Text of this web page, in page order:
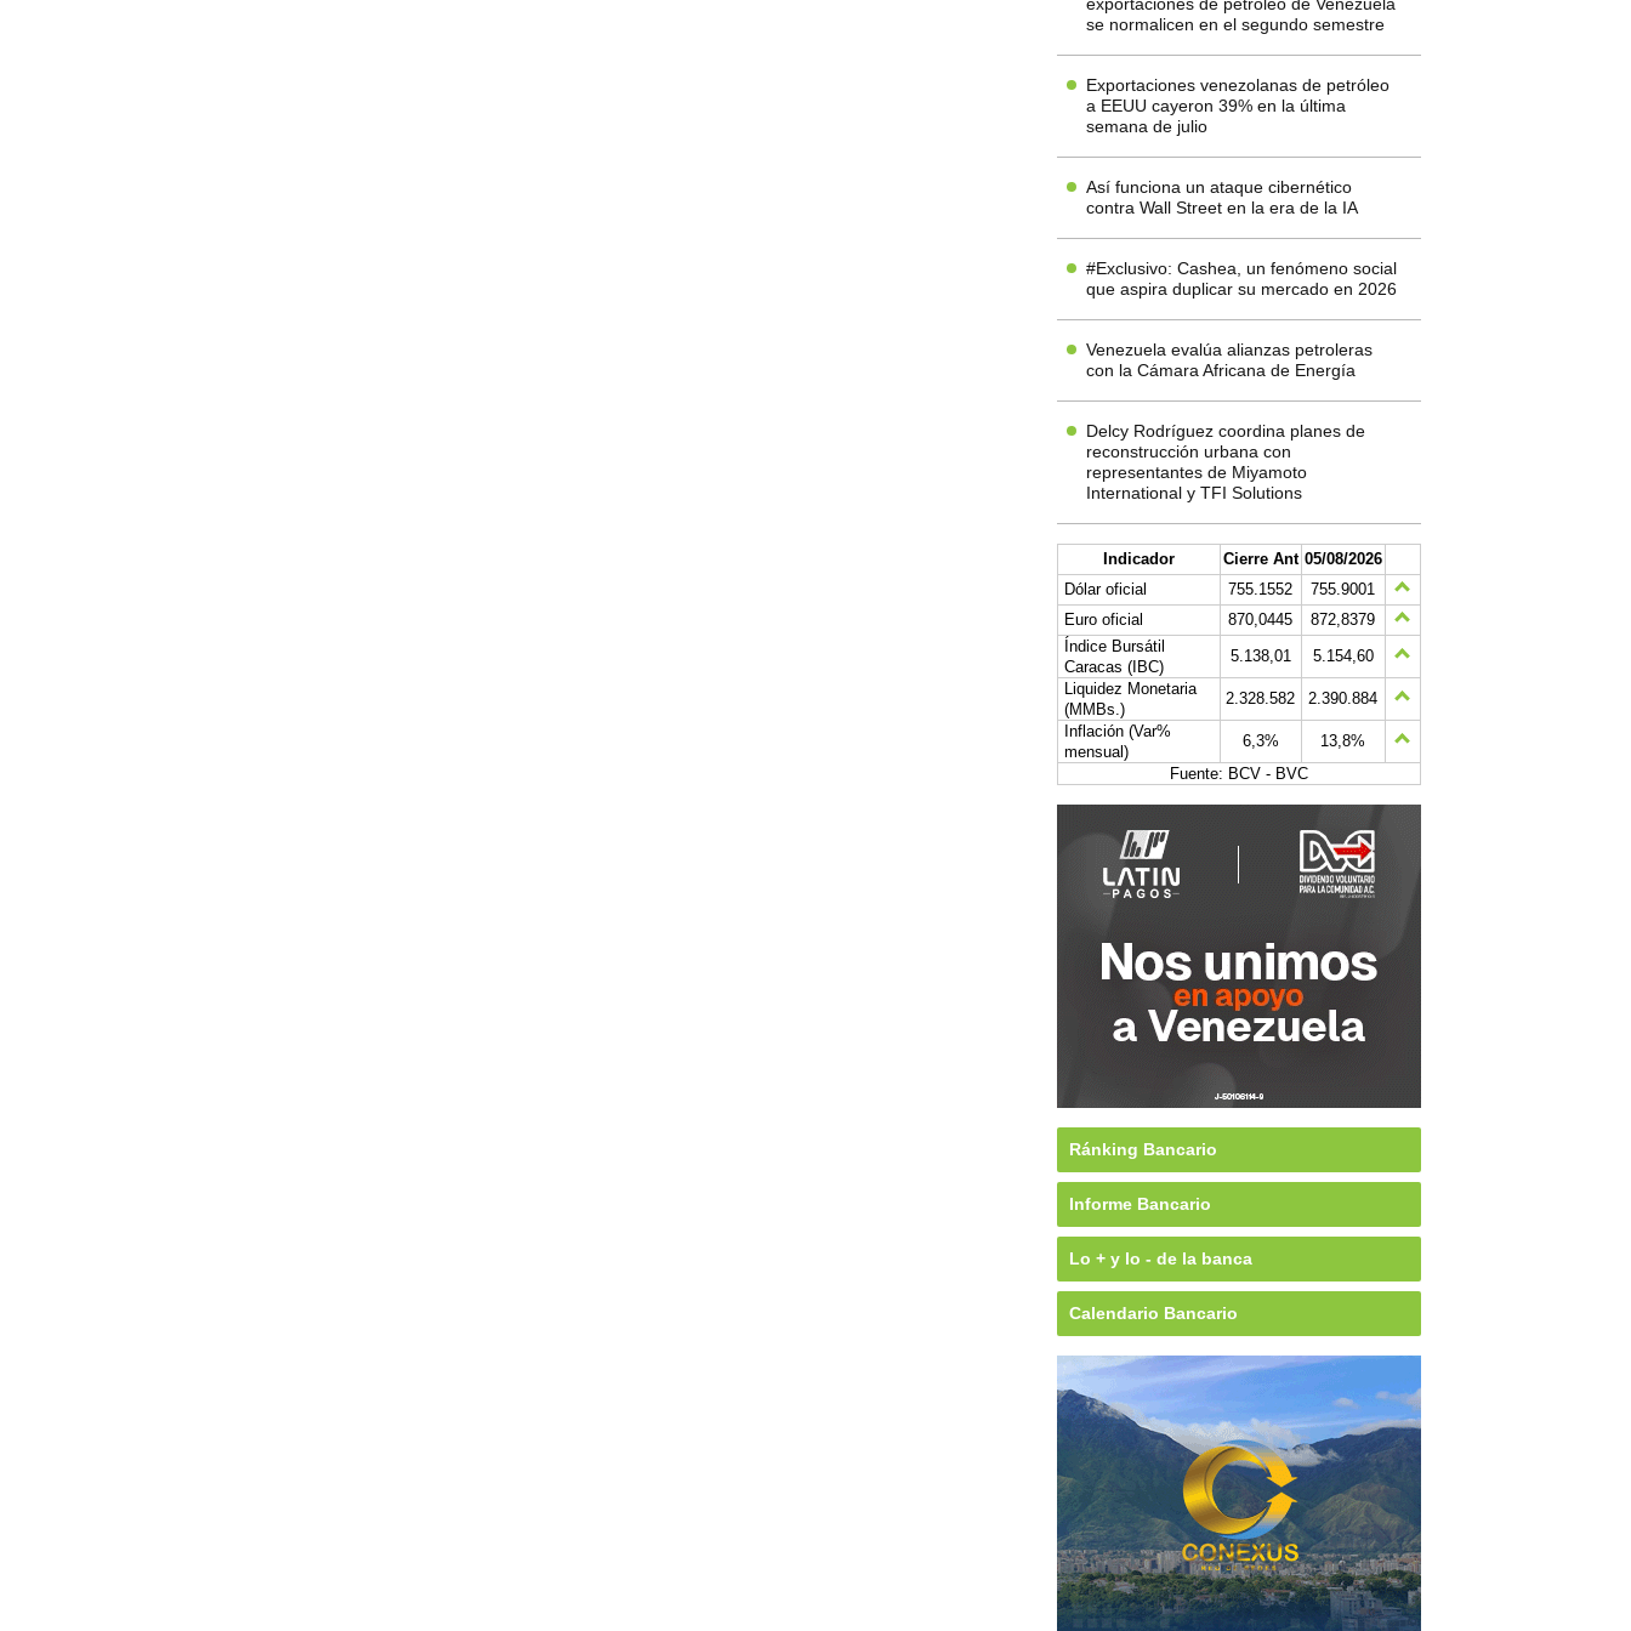
se normalicen en el segundo semestre
Exportaciones venezolanas de petróleo
a EEUU cayeron 39% en la última
semana de julio
Así funciona un ataque cibernético
contra Wall Street en la era de la IA
#Exclusivo: Cashea, un fenómeno social
que aspira duplicar su mercado en 2026
Venezuela evalúa alianzas petroleras
con la Cámara Africana de Energía
Delcy Rodríguez coordina planes de
reconstrucción urbana con
representantes de Miyamoto
International y TFI Solutions
Indicador Cierre Ant 05/08/2026
Dólar oficial
755.1552
755.9001
Euro oficial
870,0445
872,8379
Índice Bursátil
Caracas (IBC)
5.138,01
5.154,60
Liquidez Monetaria
(MMBs.)
2.328.582
2.390.884
Inflación (Var%
mensual)
6,3%
13,8%
Fuente: BCV - BVC
Ránking Bancario
Informe Bancario
Lo + y lo - de la banca
Calendario Bancario